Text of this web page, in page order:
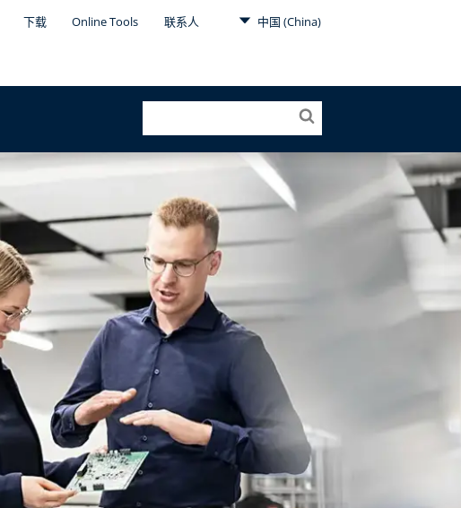
下载 Online Tools 联系人 中国 (China)